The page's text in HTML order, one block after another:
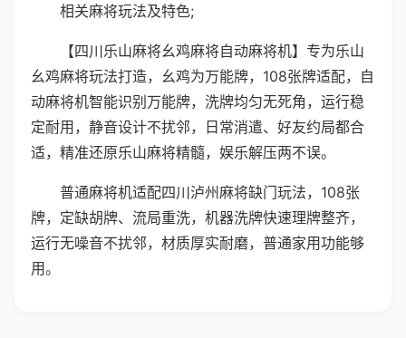
相关麻将玩法及特色;
【四川乐山麻将幺鸡麻将自动麻将机】专为乐山
幺鸡麻将玩法打造，幺鸡为万能牌，108张牌适配，自
动麻将机智能识别万能牌，洗牌均匀无死角，运行稳
定耐用，静音设计不扰邻，日常消遣、好友约局都合
适，精准还原乐山麻将精髓，娱乐解压两不误。
普通麻将机适配四川泸州麻将缺门玩法，108张
牌，定缺胡牌、流局重洗，机器洗牌快速理牌整齐，
运行无噪音不扰邻，材质厚实耐磨，普通家用功能够
用。